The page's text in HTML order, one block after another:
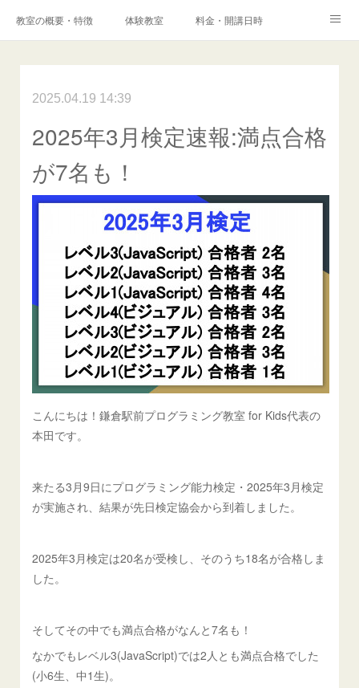
教室の概要・特徴 体験教室 料金・開講日時
港南台プログラミング教室コンテスト・検定
保護者様からの声 メディア掲載実績 ブログ
Instagram Facebook
2025.04.19 14:39
2025年3月検定速報:満点合格
が7名も！
こんにちは！鎌倉駅前プログラミング教室 for Kids代表の
本田です。
来たる3月9日にプログラミング能力検定・2025年3月検定
が実施され、結果が先日検定協会から到着しました。
2025年3月検定は20名が受検し、そのうち18名が合格しま
した。
そしてその中でも満点合格がなんと7名も！
なかでもレベル3(JavaScript)では2人とも満点合格でした
(小6生、中1生)。